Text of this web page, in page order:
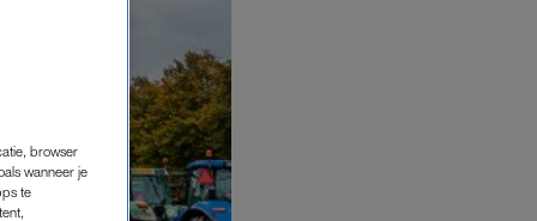
browser
wanneer je
te